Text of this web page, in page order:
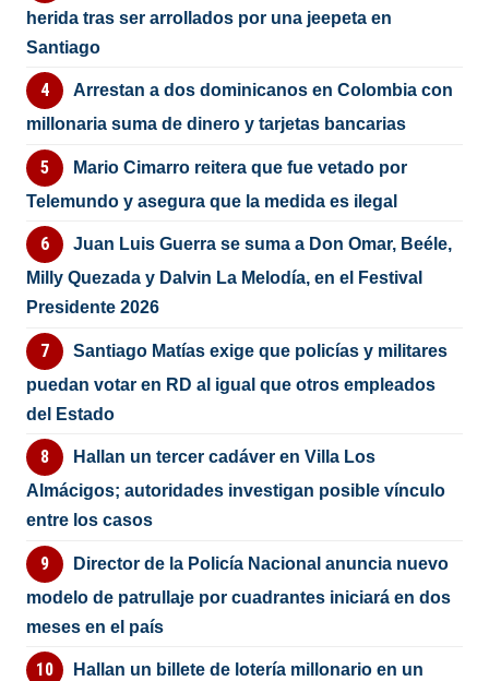
herida tras ser arrollados por una jeepeta en
Santiago
Arrestan a dos dominicanos en Colombia con
millonaria suma de dinero y tarjetas bancarias
Mario Cimarro reitera que fue vetado por
Telemundo y asegura que la medida es ilegal
Juan Luis Guerra se suma a Don Omar, Beéle,
Milly Quezada y Dalvin La Melodía, en el Festival
Presidente 2026
Santiago Matías exige que policías y militares
puedan votar en RD al igual que otros empleados
del Estado
Hallan un tercer cadáver en Villa Los
Almácigos; autoridades investigan posible vínculo
entre los casos
Director de la Policía Nacional anuncia nuevo
modelo de patrullaje por cuadrantes iniciará en dos
meses en el país
Hallan un billete de lotería millonario en un